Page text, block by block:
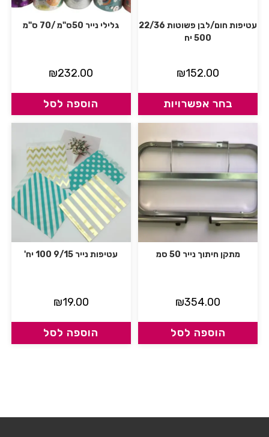
עטיפות חום/לבן פשוטות 22/36
500 יח
₪152.00
בחר אפשרויות
גלילי נייר 50ס"מ /70 ס"מ
₪232.00
הוספה לסל
מתקן חיתוך נייר 50 סמ
₪354.00
הוספה לסל
עטיפות נייר 9/15 100 יח'
₪19.00
הוספה לסל